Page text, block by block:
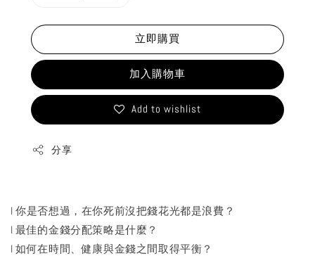
立即購買
加入購物車
Add to wishlist
分享
l 你是否想過，在你死前沒把錢花光都是浪費？
l 最佳的金錢分配策略是什麼？
l 如何在時間、健康與金錢之間取得平衡？